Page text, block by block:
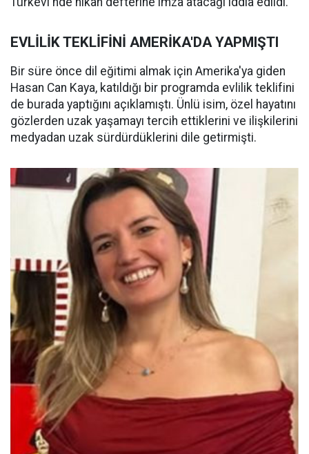
EVLİLİK TEKLİFİNİ AMERİKA'DA YAPMIŞTI
Bir süre önce dil eğitimi almak için Amerika'ya giden
Hasan Can Kaya, katıldığı bir programda evlilik teklifini
de burada yaptığını açıklamıştı. Ünlü isim, özel hayatını
gözlerden uzak yaşamayı tercih ettiklerini ve ilişkilerini
medyadan uzak sürdürdüklerini dile getirmişti.